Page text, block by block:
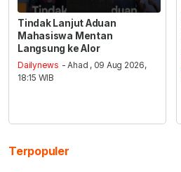
Tindak Lanjut Aduan
Mahasiswa Mentan
Langsung ke Alor
Dailynews - Ahad , 09 Aug 2026,
18:15 WIB
Terpopuler